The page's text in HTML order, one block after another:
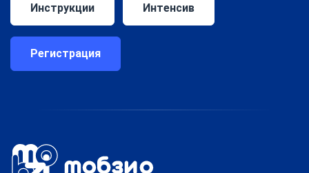
Инструкции Интенсив
Регистрация